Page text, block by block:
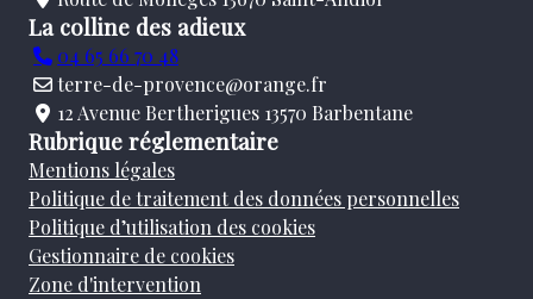
La colline des adieux
04 65 66 70 48
terre-de-provence@orange.fr
12 Avenue Bertherigues 13570 Barbentane
Rubrique réglementaire
Mentions légales
Politique de traitement des données personnelles
Politique d’utilisation des cookies
Gestionnaire de cookies
Zone d'intervention